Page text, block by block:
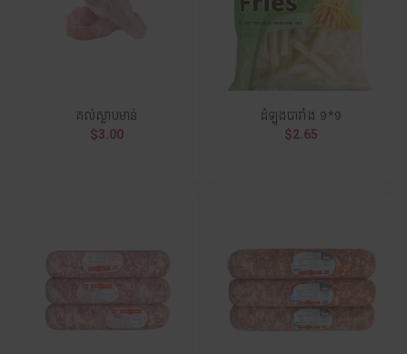
គល់ស្លាបមាន់
$3.00
ដំឡូងបារាំង 9*9
$2.65